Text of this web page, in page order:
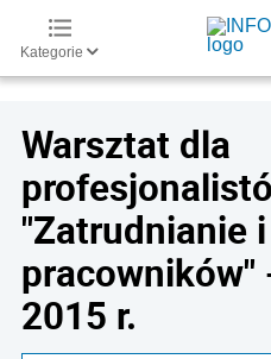
Kategorie
Warsztat dla
"Zatrudnianie
pracowników"
2015 r.